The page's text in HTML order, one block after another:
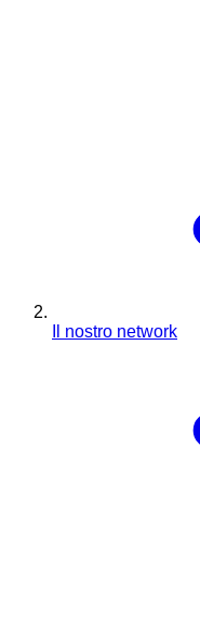
Il nostro network